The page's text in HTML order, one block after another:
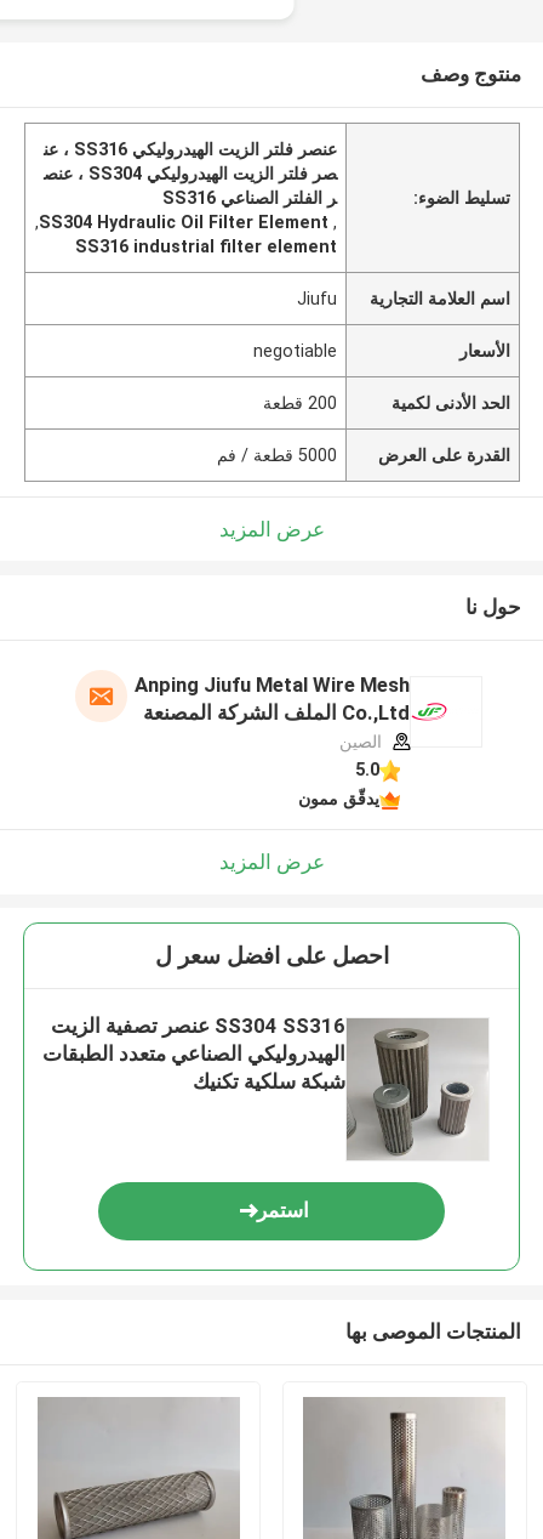
منتوج وصف
تسليط الضوء:
عنصر فلتر الزيت الهيدروليكي SS316 ، عن
صر فلتر الزيت الهيدروليكي SS304 ، عنص
ر الفلتر الصناعي SS316
,
SS304 Hydraulic Oil Filter Element
,
SS316 industrial filter element
اسم العلامة التجارية Jiufu
الأسعار negotiable
الحد الأدنى لكمية 200 قطعة
القدرة على العرض 5000 قطعة / فم
عرض المزيد
حول نا
Anping Jiufu Metal Wire Mesh
Co.,Ltd الملف الشركة المصنعة
الصين
5.0
يدقّق ممون
عرض المزيد
احصل على افضل سعر ل
SS304 SS316 عنصر تصفية الزيت
الهيدروليكي الصناعي متعدد الطبقات
شبكة سلكية تكنيك
استمر
المنتجات الموصى بها